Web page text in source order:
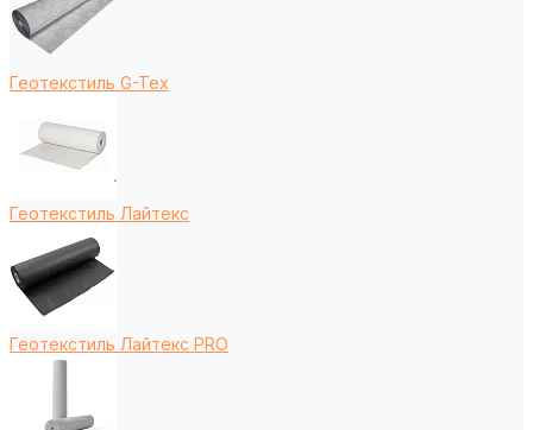
Геотекстиль G-Tex
Геотекстиль Лайтекс
Геотекстиль Лайтекс PRO